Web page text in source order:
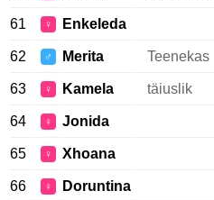
61 ♀ Enkeleda
62 ♂ Merita Teenekas
63 ♀ Kamela täiuslik
64 ♀ Jonida
65 ♀ Xhoana
66 ♀ Doruntina